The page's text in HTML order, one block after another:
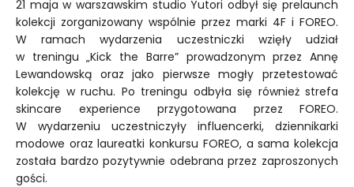
21 maja w warszawskim studio Yutori odbył się prelaunch
kolekcji zorganizowany wspólnie przez marki 4F i FOREO.
W ramach wydarzenia uczestniczki wzięły udział
w treningu „Kick the Barre” prowadzonym przez Annę
Lewandowską oraz jako pierwsze mogły przetestować
kolekcję w ruchu. Po treningu odbyła się również strefa
skincare experience przygotowana przez FOREO.
W wydarzeniu uczestniczyły influencerki, dziennikarki
modowe oraz laureatki konkursu FOREO, a sama kolekcja
została bardzo pozytywnie odebrana przez zaproszonych
gości.